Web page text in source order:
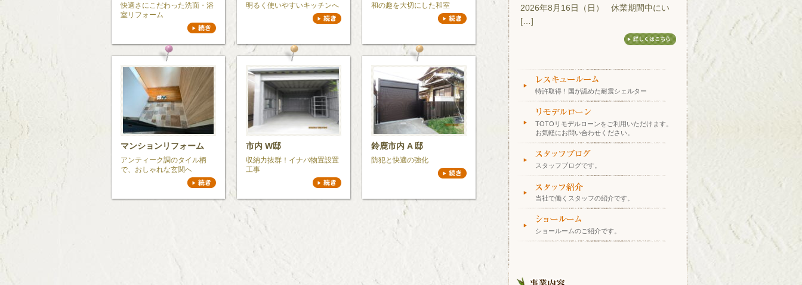
快適さにこだわった洗面・浴
室リフォーム
明るく使いやすいキッチンへ 和の趣を大切にした和室
マンションリフォーム
アンティーク調のタイル柄
で、おしゃれな玄関へ
市内 W邸
収納力抜群！イナバ物置設置
工事
鈴鹿市内 A 邸
防犯と快適の強化
2026年8月16日（日） 休業期間中にい
[…]
特許取得！国が認めた耐震シェルター
TOTOリモデルローンをご利用いただけます。
お気軽にお問い合わせください。
スタッフブログです。
当社で働くスタッフの紹介です。
ショールームのご紹介です。